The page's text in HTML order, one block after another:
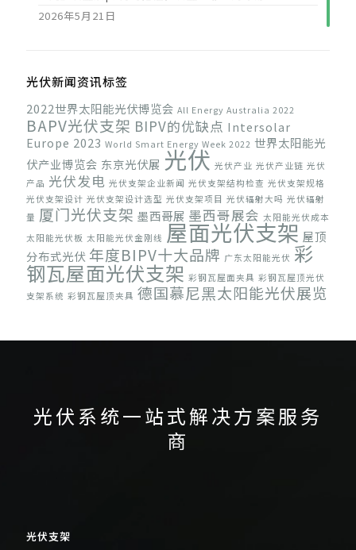
2026年5月21日
光伏新闻资讯标签
2022世界太阳能光伏博览会 All Energy Australia 2022
BAPV光伏支架 BIPV的优缺点 Intersolar
Europe 2023 World Smart Energy Week 2022 世界太阳能光
伏产业博览会 东京光伏展 光伏 光伏产业 光伏产业链 光伏
产品 光伏发电 光伏支架企业新闻 光伏支架结构检查 光伏支架规格
光伏支架设计 光伏支架设计选型 光伏支架项目 光伏辐射大吗 光伏辐射
量 厦门光伏支架 墨西哥展 墨西哥展会 太阳能光伏成本
太阳能光伏板 太阳能光伏金刚线 屋面光伏支架屋顶
分布式光伏 年度BIPV十大品牌 广东太阳能光伏 彩
钢瓦屋面光伏支架 彩钢瓦屋面夹具 彩钢瓦屋顶光伏
支架系统 彩钢瓦屋顶夹具 德国慕尼黑太阳能光伏展览
科盛
光伏系统一站式解决方案服务
商
光伏支架